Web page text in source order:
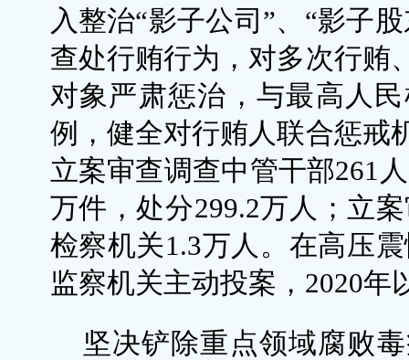
入整治“影子公司”、“影子
查处行贿行为，对多次行贿
对象严肃惩治，与最高人
例，健全对行贿人联合惩戒
立案审查调查中管干部261
万件，处分299.2万人；立
检察机关1.3万人。在高压
监察机关主动投案，2020年
坚决铲除重点领域腐败